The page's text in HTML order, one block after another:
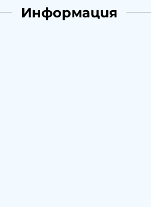
Информация